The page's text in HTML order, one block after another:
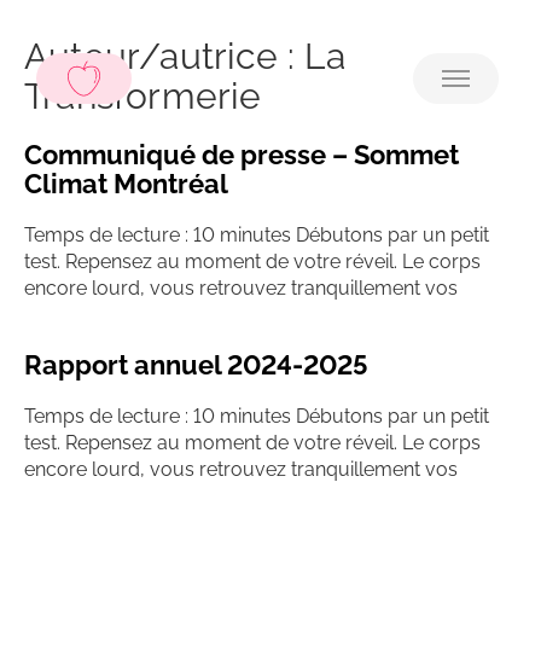
Auteur/autrice : La
Transformerie
Communiqué de presse – Sommet
Climat Montréal
Temps de lecture : 10 minutes Débutons par un petit
test. Repensez au moment de votre réveil. Le corps
encore lourd, vous retrouvez tranquillement vos
Rapport annuel 2024-2025
Temps de lecture : 10 minutes Débutons par un petit
test. Repensez au moment de votre réveil. Le corps
encore lourd, vous retrouvez tranquillement vos